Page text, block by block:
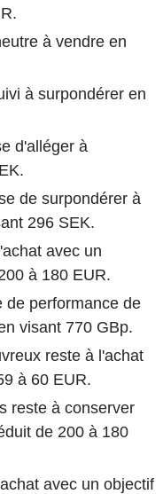
à vendre en
à surpondérer en
d'alléger à
de surpondérer à
296 SEK.
avec un
à 180 EUR.
de performance de
visant 770 GBp.
reste à l'achat
à 60 EUR.
reste à conserver
de 200 à 180
avec un objectif